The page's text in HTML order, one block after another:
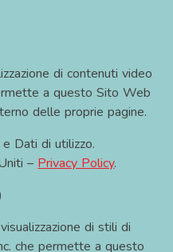
di contenuti video
a questo Sito Web
delle proprie pagine.
Dati di utilizzo.
– Privacy Policy.
di stili di
che permette a questo